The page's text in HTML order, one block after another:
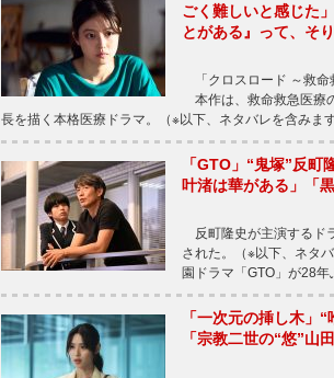
ごく難しいと感じた
とがある』って、そ
「クロスロード ～救命
本作は、救命救急医療
長を描く本格医療ドラマ。（※以下、ネタバレを含み
「GTO」“鬼塚”反
叶渚は華がある」「
反町隆史が主演するド
された。（※以下、ネタ
園ドラマ「GTO」が28
「一次元の挿し木」
「宗教二世の“悠”山